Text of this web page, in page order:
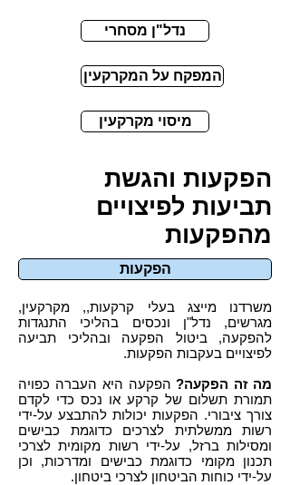
נדל"ן מסחרי
המפקח על המקרקעין
מיסוי מקרקעין
הפקעות והגשת
תביעות לפיצויים
מהפקעות
הפקעות
משרדנו מייצג בעלי קרקעות,, מקרקעין,
מגרשים, נדל"ן ונכסים בהליכי התנגדות
להפקעה, ביטול הפקעה ובהליכי תביעה
לפיצויים בעקבות הפקעות.
מה זה הפקעה?הפקעה היא העברה כפויה
תמורת תשלום של קרקע או נכס כדי לקדם
צורך ציבורי. הפקעות יכולות להתבצע על-ידי
רשות ממשלתית לצרכים כדוגמת כבישים
ומסילות ברזל, על-ידי רשות מקומית לצרכי
תכנון מקומי כדוגמת כבישים ומדרכות, וכן
על-ידי כוחות הביטחון לצרכי ביטחון.